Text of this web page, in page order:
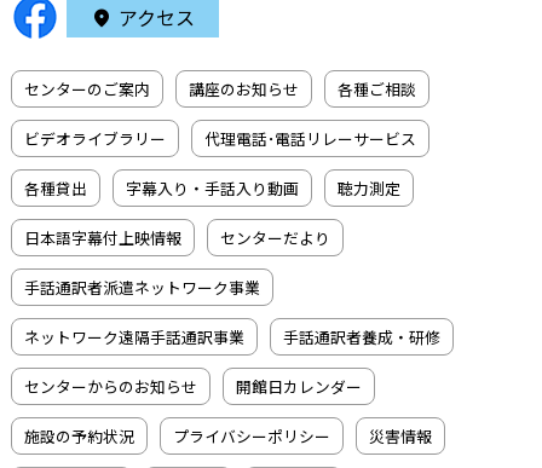
アクセス
センターのご案内 講座のお知らせ 各種ご相談
ビデオライブラリー 代理電話･電話リレーサービス
各種貸出 字幕入り・手話入り動画 聴力測定
日本語字幕付上映情報 センターだより
手話通訳者派遣ネットワーク事業
ネットワーク遠隔手話通訳事業 手話通訳者養成・研修
センターからのお知らせ 開館日カレンダー
施設の予約状況 プライバシーポリシー 災害情報